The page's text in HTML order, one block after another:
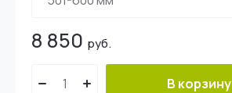
8 850 руб.
В корзину